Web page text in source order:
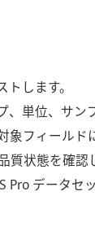
します。
単位、サン
フィールド
状態を確認
データセ